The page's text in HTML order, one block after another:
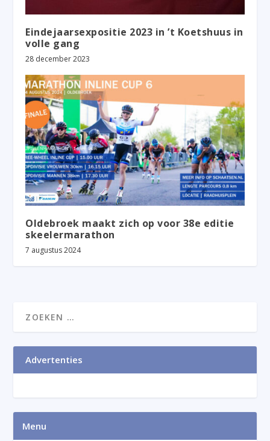
Eindejaarsexpositie 2023 in ’t Koetshuus in
volle gang
28 december 2023
Oldebroek maakt zich op voor 38e editie
skeelermarathon
7 augustus 2024
Advertenties
Menu